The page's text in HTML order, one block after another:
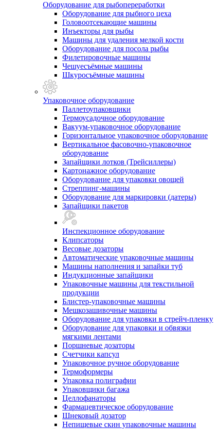
Оборудование для рыбопереработки
Оборудование для рыбного цеха
Головоотсекающие машины
Инъекторы для рыбы
Машины для удаления мелкой кости
Оборудование для посола рыбы
Филетировочные машины
Чешуесъёмные машины
Шкуросъёмные машины
Упаковочное оборудование
Паллетоупаковщики
Термоусадочное оборудование
Вакуум-упаковочное оборудование
Горизонтальное упаковочное оборудование
Вертикальное фасовочно-упаковочное
оборудование
Запайщики лотков (Трейсиллеры)
Картонажное оборудование
Оборудование для упаковки овощей
Стреппинг-машины
Оборудование для маркировки (датеры)
Запайщики пакетов
Инспекционное оборудование
Клипсаторы
Весовые дозаторы
Автоматические упаковочные машины
Машины наполнения и запайки туб
Индукционные запайщики
Упаковочные машины для текстильной
продукции
Блистер-упаковочные машины
Мешкозашивочные машины
Оборудование для упаковки в стрейч-пленку
Оборудование для упаковки и обвязки
мягкими лентами
Поршневые дозаторы
Счетчики капсул
Упаковочное ручное оборудование
Термоформеры
Упаковка полиграфии
Упаковщики багажа
Целлофанаторы
Фармацевтическое оборудование
Шнековый дозатор
Непищевые скин упаковочные машины